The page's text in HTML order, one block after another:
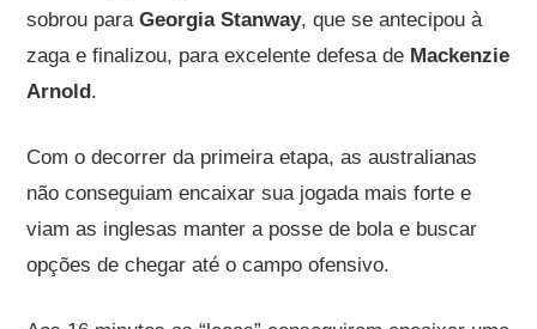
sobrou paraGeorgia Stanway, que se antecipou à
zaga e finalizou, para excelente defesa de Mackenzie
Arnold.
Com o decorrer da primeira etapa, as australianas
não conseguiam encaixar sua jogada mais forte e
viam as inglesas manter a posse de bola e buscar
opções de chegar até o campo ofensivo.